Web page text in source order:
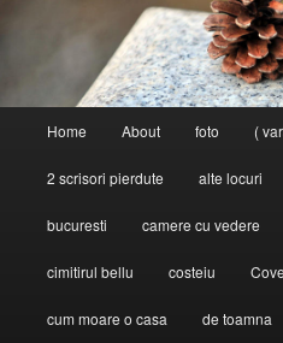
Home About foto (
2 scrisori pierdute alte locuri
bucuresti camere cu vedere
cimitirul bellu costeiu
cum moare o casa de toamna